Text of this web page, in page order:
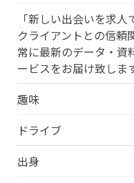
「新しい出会いを求人
クライアントとの信頼
常に最新のデータ・資
ービスをお届け致しま
趣味
ドライブ
出身